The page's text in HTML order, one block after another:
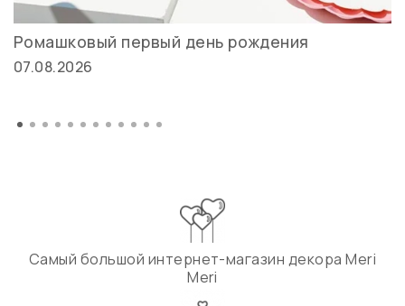
Ромашковый первый день рождения
07.08.2026
Самый большой интернет-магазин декора Meri
Meri